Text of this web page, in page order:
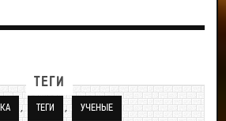
ТЕГИ
, ТЕГИ , УЧЕНЫЕ